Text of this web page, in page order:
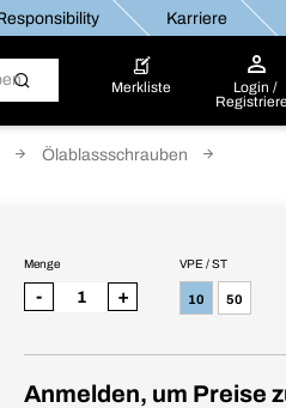
Karriere
Merkliste
Login /
Ölablassschrauben
VPE / ST
10 50
Menge
- +
Anmelden, um Preise